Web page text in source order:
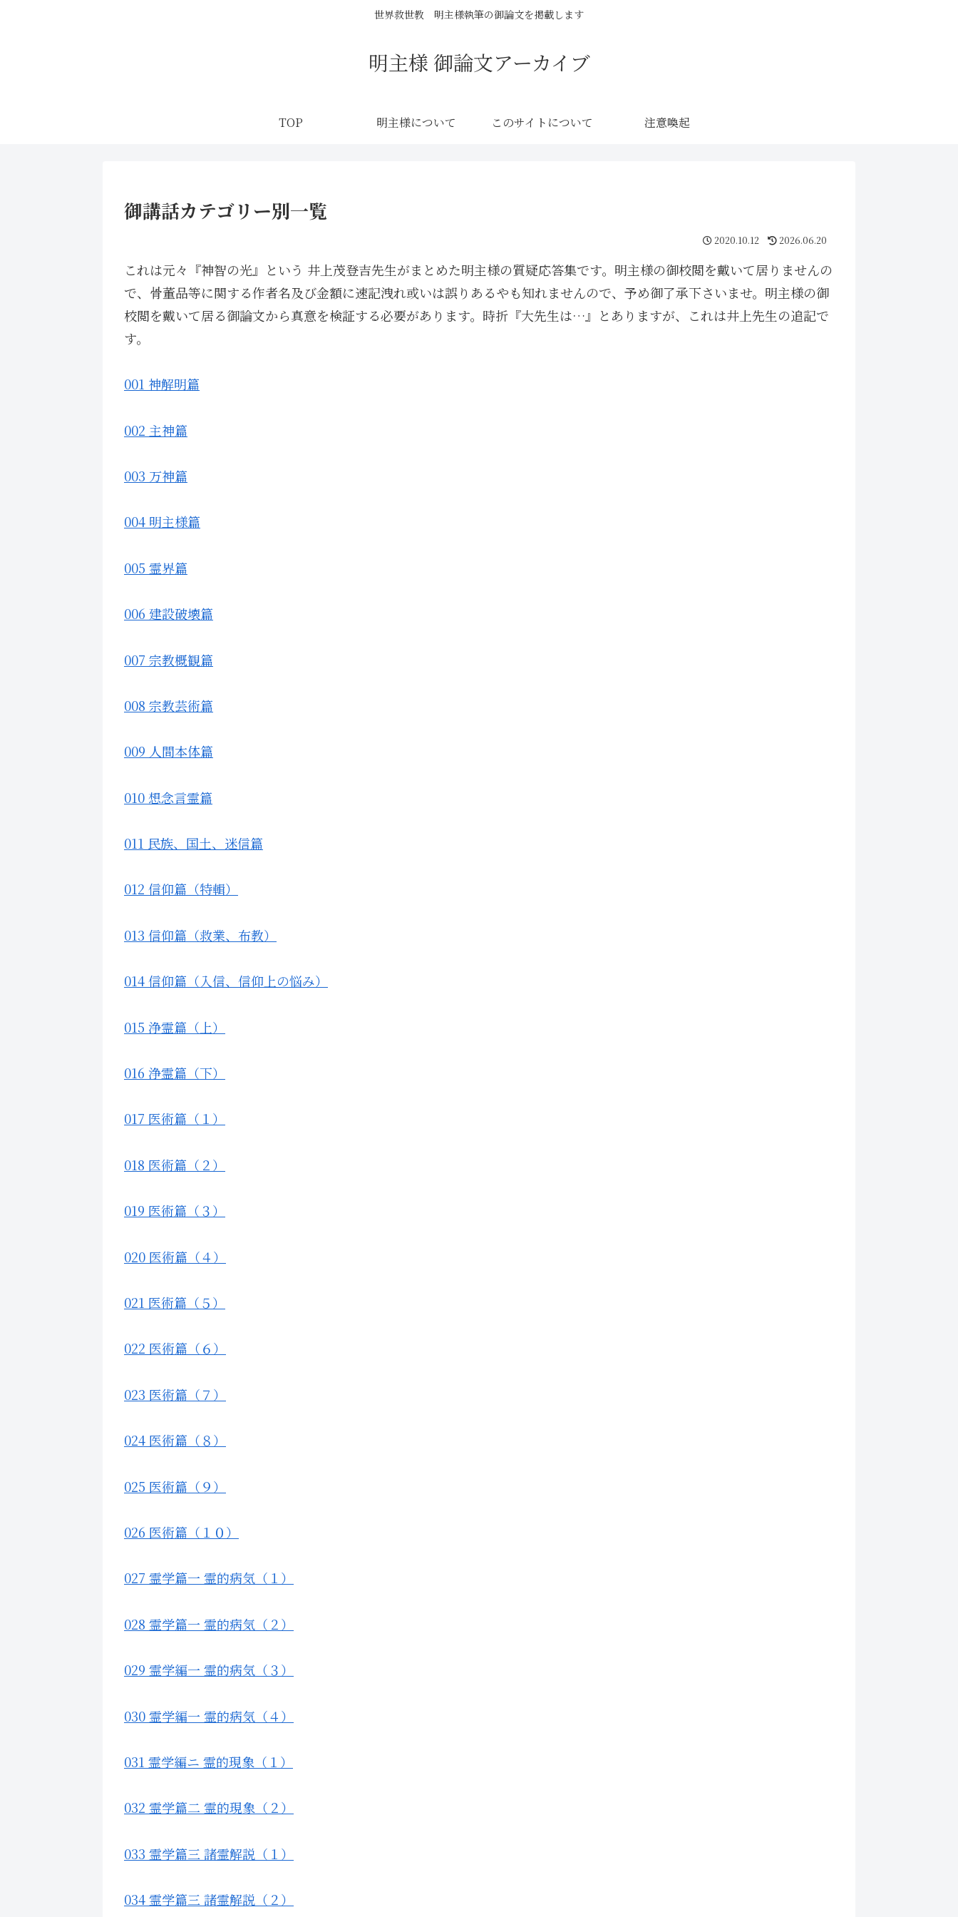
世界救世教 明主様執筆の御論文を掲載します
明主様 御論文アーカイブ
TOP 明主様について このサイトについて 注意喚起
御講話カテゴリー別一覧
2020.10.12 2026.06.20
これは元々『神智の光』という 井上茂登吉先生がまとめた明主様の質疑応答集です。明主様の御校閲を戴いて居りませんの
で、骨董品等に関する作者名及び金額に速記洩れ或いは誤りあるやも知れませんので、予め御了承下さいませ。明主様の御
校閲を戴いて居る御論文から真意を検証する必要があります。時折『大先生は…』とありますが、これは井上先生の追記で
す。
001 神解明篇
002 主神篇
003 万神篇
004 明主様篇
005 霊界篇
006 建設破壊篇
007 宗教概観篇
008 宗教芸術篇
009 人間本体篇
010 想念言霊篇
011 民族、国土、迷信篇
012 信仰篇（特輯）
013 信仰篇（救業、布教）
014 信仰篇（入信、信仰上の悩み）
015 浄霊篇（上）
016 浄霊篇（下）
017 医術篇（１）
018 医術篇（２）
019 医術篇（３）
020 医術篇（４）
021 医術篇（５）
022 医術篇（６）
023 医術篇（７）
024 医術篇（８）
025 医術篇（９）
026 医術篇（１０）
027 霊学篇一 霊的病気（１）
028 霊学篇一 霊的病気（２）
029 霊学編一 霊的病気（３）
030 霊学編一 霊的病気（４）
031 霊学編ニ 霊的現象（１）
032 霊学篇二 霊的現象（２）
033 霊学篇三 諸霊解説（１）
034 霊学篇三 諸霊解説（２）